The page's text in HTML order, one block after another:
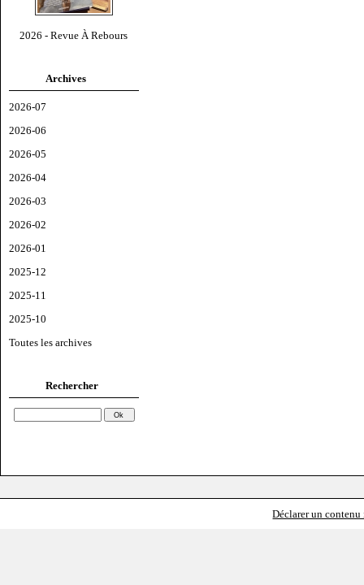
2026 - Revue À Rebours
Archives
2026-07
2026-06
2026-05
2026-04
2026-03
2026-02
2026-01
2025-12
2025-11
2025-10
Toutes les archives
Rechercher
Déclarer un